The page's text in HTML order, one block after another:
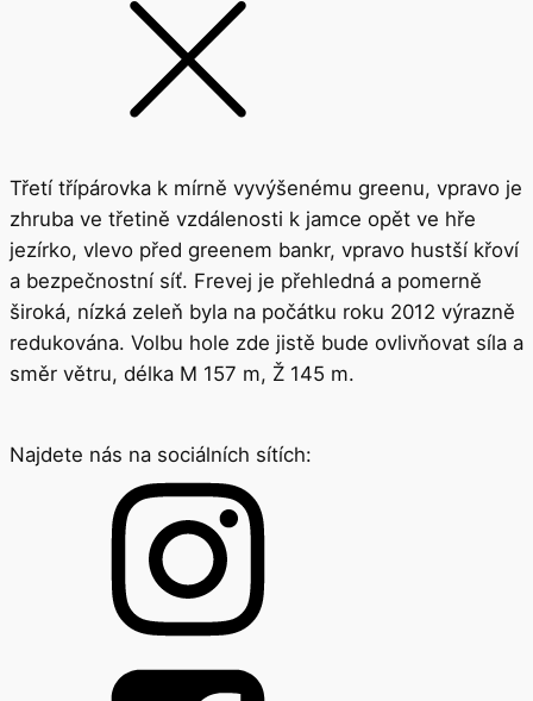
Třetí třípárovka k mírně vyvýšenému greenu, vpravo je
zhruba ve třetině vzdálenosti k jamce opět ve hře
jezírko, vlevo před greenem bankr, vpravo hustší křoví
a bezpečnostní síť. Frevej je přehledná a pomerně
široká, nízká zeleň byla na počátku roku 2012 výrazně
redukována. Volbu hole zde jistě bude ovlivňovat síla a
směr větru, délka M 157 m, Ž 145 m.
Najdete nás na sociálních sítích: